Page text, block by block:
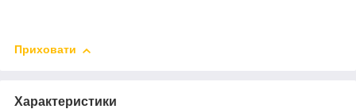
Приховати
Характеристики